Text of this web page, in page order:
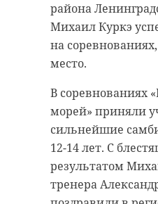
района
Михаил Куркэ
на
место.
В соревнованиях
морей» приняли
сильнейшие
12-14 лет. С
результатом
тренера